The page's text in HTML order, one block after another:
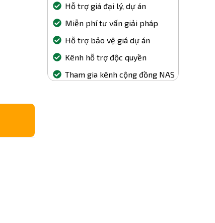
Hỗ trợ giá đại lý, dự án
Miễn phí tư vấn giải pháp
Hỗ trợ bảo vệ giá dự án
Kênh hỗ trợ độc quyền
Tham gia kênh cộng đồng NAS